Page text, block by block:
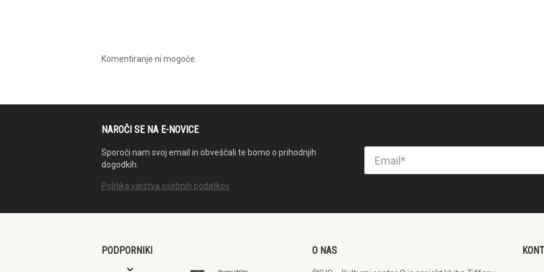
Komentiranje ni mogoče.
NAROČI SE NA E-NOVICE
Sporoči nam svoj email in obveščali te bomo o prihodnjih
dogodkih.
Politika varstva osebnih podatkov
PODPORNIKI O NAS